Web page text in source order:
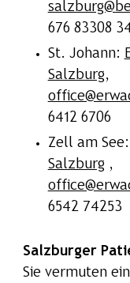
676 83308
St. Johann:
Salzburg,
6412 6706
Zell am See:
Salzburg ,
6542 74253
Salzburger
Sie vermuten